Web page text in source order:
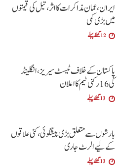
ایران، عمان مذاکرات کا اثر، تیل کی قیمتوں
میں بڑی کمی
12 گھنٹے پہلے
پاکستان کے خلاف ٹیسٹ سیریز، انگلینڈ
کی 16 رکنی ٹیم کا اعلان
13 گھنٹے پہلے
بارشوں سے متعلق بڑی پیشگوئی، کئی علاقوں
کے لیے الرٹ جاری
13 گھنٹے پہلے